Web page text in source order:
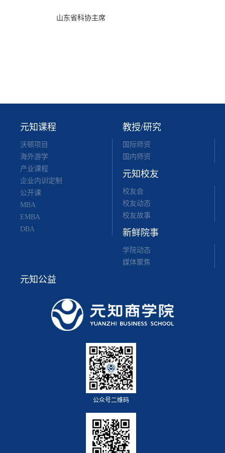
山东省科协主席
元知课程
沃顿项目
海外游学
产业课程
企业内训定制
公开课
MBA
EMBA
DBA
教授/研究
国际师资
国内师资
元知校友
校友会
校友动态
校友故事
新鲜院事
学院动态
媒体聚焦
元知公益
公众号二维码